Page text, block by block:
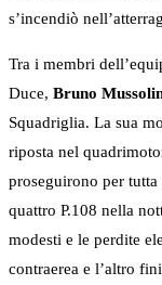
s’incendiò
Tra i membri
Duce, Bruno
Squadriglia. La sua
riposta nel
proseguirono per
quattro P.108 nella
modesti e le perdite
contraerea e l’altro